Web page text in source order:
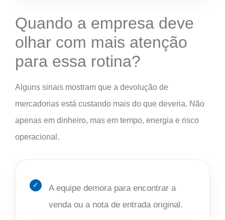
Quando a empresa deve
olhar com mais atenção
para essa rotina?
Alguns sinais mostram que a devolução de
mercadorias está custando mais do que deveria. Não
apenas em dinheiro, mas em tempo, energia e risco
operacional.
A equipe demora para encontrar a
venda ou a nota de entrada original.